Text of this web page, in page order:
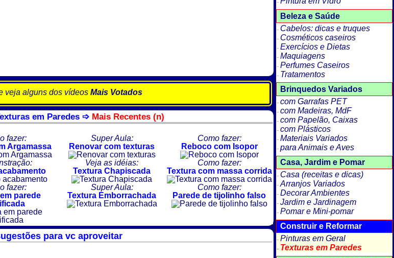
veja alguns dos vídeos Mais Votados
em Paredes ➩ Mais Recentes (n)
fazer:
Argamassa
Super Aula:
Renovar com texturas
Como fazer:
Reboco com Isopor
Veja as idéias:
Textura Chapiscada
Como fazer:
Textura com massa corrida
fazer:
parede
Super Aula:
Textura Emborrachada
Como fazer:
Parede de tijolinho falso
para vc aproveitar
Beleza e Saúde
Cabelos: dicas e truques
Cosméticos caseiros
Exercícios e Dietas
Maquiagens
Perfumes Caseiros
Tratamentos
Brinquedos Variados
com Garrafas PET
com Madeiras, MdF
com Papelão, Caixas
com Plásticos
Materiais Variados
para Animais e Aves
Casa, Jardim e Pomar
Casa (receitas e dicas)
Arranjos Variados
Decorar Ambientes
Jardim e Jardinagem
Pomar e Mini-pomar
Construir e Reformar
Pinturas em Geral
Texturas em Paredes